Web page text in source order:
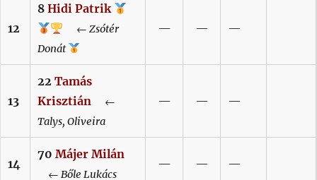
12
8 Hidi Patrik
←Zsótér
Donát
— — —
13
22 Tamás
Krisztián
←
Talys, Oliveira
— — —
14
70 Májer Milán
← Bőle Lukács
— — —